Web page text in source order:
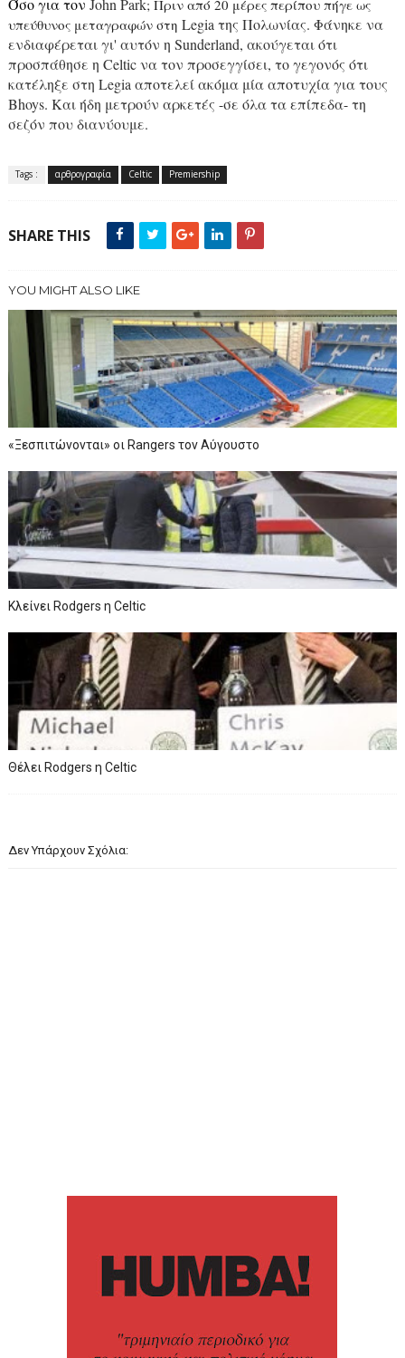
Όσο για τον John Park; Πριν από 20 μέρες περίπου πήγε ως
υπεύθυνος μεταγραφών στη Legia της Πολωνίας. Φάνηκε να
ενδιαφέρεται γι' αυτόν η Sunderland, ακούγεται ότι
προσπάθησε η Celticνα τον προσεγγίσει, το γεγονός ότι
κατέληξε στη Legia αποτελεί ακόμα μία αποτυχία για τους
Bhoys. Kαι ήδη μετρούν αρκετές -σε όλα τα επίπεδα- τη
σεζόν που διανύουμε.
Tags : αρθρογραφία Celtic Premiership
SHARE THIS
YOU MIGHT ALSO LIKE
«Ξεσπιτώνονται» οι Rangers τον Αύγουστο
Κλείνει Rodgers η Celtic
Θέλει Rodgers η Celtic
Δεν Υπάρχουν Σχόλια: